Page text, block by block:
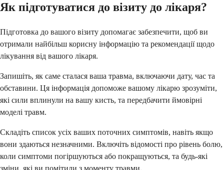
Як підготуватися до візиту до лікаря?
Підготовка до вашого візиту допомагає забезпечити, щоб ви
отримали найбільш корисну інформацію та рекомендації щодо
лікування від вашого лікаря.
Запишіть, як саме сталася ваша травма, включаючи дату, час та
обставини. Ця інформація допоможе вашому лікарю зрозуміти,
які сили вплинули на вашу кисть, та передбачити ймовірні
моделі травм.
Складіть список усіх ваших поточних симптомів, навіть якщо
вони здаються незначними. Включіть відомості про рівень болю,
коли симптоми погіршуються або покращуються, та будь-які